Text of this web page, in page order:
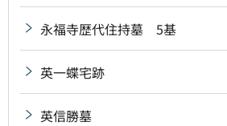
永福寺歴代住持墓 5基
英一蝶宅跡
英信勝墓